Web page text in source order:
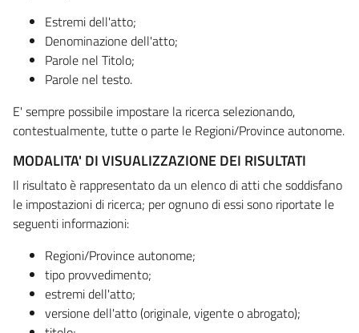
Estremi dell'atto;
Denominazione dell'atto;
Parole nel Titolo;
Parole nel testo.
E' sempre possibile impostare la ricerca selezionando,
contestualmente, tutte o parte le Regioni/Province autonome.
MODALITA' DI VISUALIZZAZIONE DEI RISULTATI
Il risultato è rappresentato da un elenco di atti che soddisfano
le impostazioni di ricerca; per ognuno di essi sono riportate le
seguenti informazioni:
Regioni/Province autonome;
tipo provvedimento;
estremi dell'atto;
versione dell'atto (originale, vigente o abrogato);